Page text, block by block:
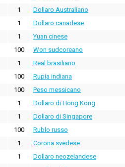
1 Dollaro Australiano
1 Dollaro canadese
1 Yuan cinese
100 Won sudcoreano
1 Real brasiliano
100 Rupia indiana
100 Peso messicano
1 Dollaro di Hong Kong
1 Dollaro di Singapore
100 Rublo russo
1 Corona svedese
1 Dollaro neozelandese